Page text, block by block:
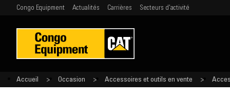
Congo Equipment Actualités Carrières Secteurs d'activité
Accueil Occasion Accessoires et outils en vente